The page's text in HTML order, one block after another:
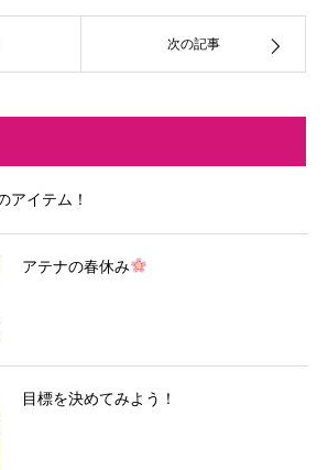
次の記事
アイテム！
アテナの春休み
目標を決めてみよう！